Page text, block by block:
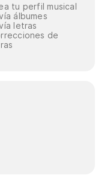
tu perfil musical
álbumes
letras
de